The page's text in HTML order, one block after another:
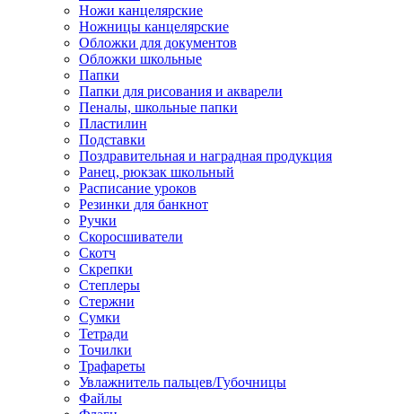
Ножи канцелярские
Ножницы канцелярские
Обложки для документов
Обложки школьные
Папки
Папки для рисования и акварели
Пеналы, школьные папки
Пластилин
Подставки
Поздравительная и наградная продукция
Ранец, рюкзак школьный
Расписание уроков
Резинки для банкнот
Ручки
Скоросшиватели
Скотч
Скрепки
Степлеры
Стержни
Сумки
Тетради
Точилки
Трафареты
Увлажнитель пальцев/Губочницы
Файлы